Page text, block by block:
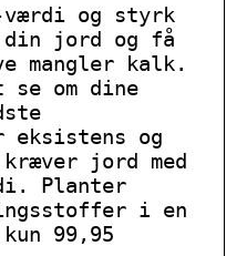
værdi og styrk
din jord og få
mangler kalk.
om dine
eksistens og
jord med
Planter
i en
99,95